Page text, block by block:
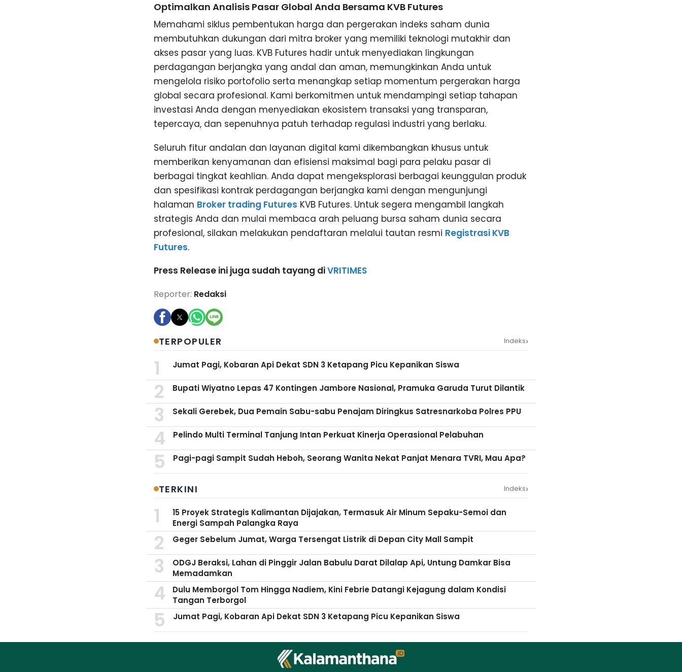
Optimalkan Analisis Pasar Global Anda Bersama KVB Futures
Memahami siklus pembentukan harga dan pergerakan indeks saham dunia
membutuhkan dukungan dari mitra broker yang memiliki teknologi mutakhir dan
akses pasar yang luas. KVB Futures hadir untuk menyediakan lingkungan
perdagangan berjangka yang andal dan aman, memungkinkan Anda untuk
mengelola risiko portofolio serta menangkap setiap momentum pergerakan harga
global secara profesional. Kami berkomitmen untuk mendampingi setiap tahapan
investasi Anda dengan menyediakan ekosistem transaksi yang transparan,
tepercaya, dan sepenuhnya patuh terhadap regulasi industri yang berlaku.
Seluruh fitur andalan dan layanan digital kami dikembangkan khusus untuk
memberikan kenyamanan dan efisiensi maksimal bagi para pelaku pasar di
berbagai tingkat keahlian. Anda dapat mengeksplorasi berbagai keunggulan produk
dan spesifikasi kontrak perdagangan berjangka kami dengan mengunjungi
halaman Broker trading Futures KVB Futures. Untuk segera mengambil langkah
strategis Anda dan mulai membaca arah peluang bursa saham dunia secara
profesional, silakan melakukan pendaftaran melalui tautan resmi Registrasi KVB
Futures.
Press Release ini juga sudah tayang diVRITIMES
Reporter: Redaksi
TERPOPULER Indeks›
Jumat Pagi, Kobaran Api Dekat SDN 3 Ketapang Picu Kepanikan Siswa
Bupati Wiyatno Lepas 47 Kontingen Jambore Nasional, Pramuka Garuda Turut Dilantik
Sekali Gerebek, Dua Pemain Sabu-sabu Penajam Diringkus Satresnarkoba Polres PPU
Pelindo Multi Terminal Tanjung Intan Perkuat Kinerja Operasional Pelabuhan
Pagi-pagi Sampit Sudah Heboh, Seorang Wanita Nekat Panjat Menara TVRI, Mau Apa?
TERKINI Indeks›
15 Proyek Strategis Kalimantan Dijajakan, Termasuk Air Minum Sepaku-Semoi dan
Energi Sampah Palangka Raya
Geger Sebelum Jumat, Warga Tersengat Listrik di Depan City Mall Sampit
ODGJ Beraksi, Lahan di Pinggir Jalan Babulu Darat Dilalap Api, Untung Damkar Bisa
Memadamkan
Dulu Memborgol Tom Hingga Nadiem, Kini Febrie Datangi Kejagung dalam Kondisi
Tangan Terborgol
Jumat Pagi, Kobaran Api Dekat SDN 3 Ketapang Picu Kepanikan Siswa